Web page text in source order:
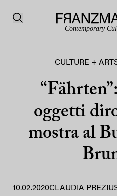
Contemporary
CULTURE +
oggetti
mostra al
10.02.2020CLAUDIA